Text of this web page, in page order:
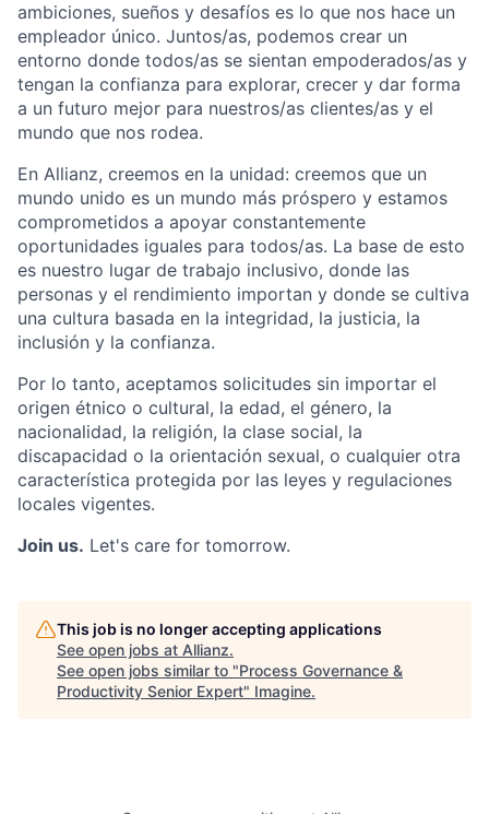
ambiciones, sueños y desafíos es lo que nos hace un
empleador único. Juntos/as, podemos crear un
entorno donde todos/as se sientan empoderados/as y
tengan la confianza para explorar, crecer y dar forma
a un futuro mejor para nuestros/as clientes/as y el
mundo que nos rodea.
En Allianz, creemos en la unidad: creemos que un
mundo unido es un mundo más próspero y estamos
comprometidos a apoyar constantemente
oportunidades iguales para todos/as. La base de esto
es nuestro lugar de trabajo inclusivo, donde las
personas y el rendimiento importan y donde se cultiva
una cultura basada en la integridad, la justicia, la
inclusión y la confianza.
Por lo tanto, aceptamos solicitudes sin importar el
origen étnico o cultural, la edad, el género, la
nacionalidad, la religión, la clase social, la
discapacidad o la orientación sexual, o cualquier otra
característica protegida por las leyes y regulaciones
locales vigentes.
Join us. Let's care for tomorrow.
This job is no longer accepting applications
See open jobs at Allianz.
See open jobs similar to "Process Governance &
Productivity Senior Expert" Imagine.